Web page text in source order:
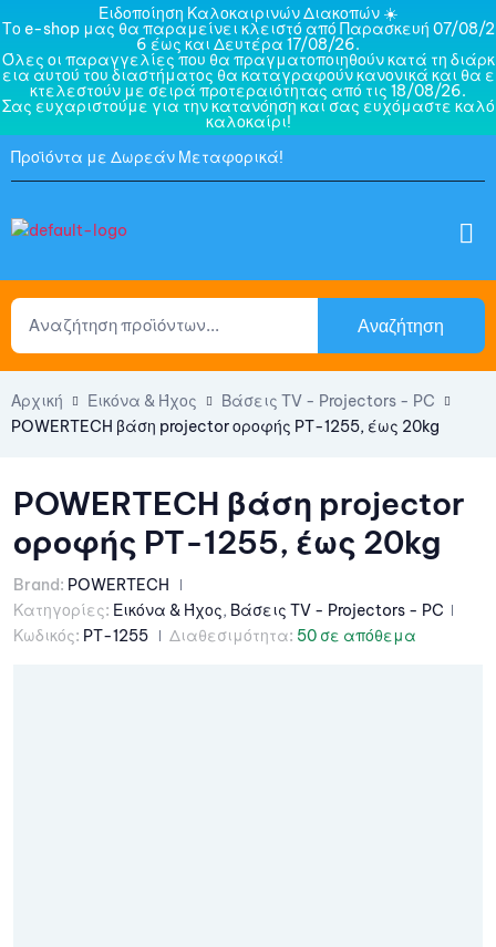
Ειδοποίηση Καλοκαιρινών Διακοπών ☀️
Το e-shop μας θα παραμείνει κλειστό από Παρασκευή 07/08/2
6 έως και Δευτέρα 17/08/26.
Όλες οι παραγγελίες που θα πραγματοποιηθούν κατά τη διάρκ
εια αυτού του διαστήματος θα καταγραφούν κανονικά και θα ε
κτελεστούν με σειρά προτεραιότητας από τις 18/08/26.
Σας ευχαριστούμε για την κατανόηση και σας ευχόμαστε καλό
καλοκαίρι!
Προϊόντα με Δωρεάν Μεταφορικά!
Αναζήτηση
Αρχική Εικόνα & Ήχος
Βάσεις TV - Projectors - PC
POWERTECH βάση projector οροφής PT-1255, έως 20kg
POWERTECH βάση projector
οροφής PT-1255, έως 20kg
Brand: POWERTECH
Κατηγορίες: Εικόνα & Ήχος, Βάσεις TV - Projectors - PC
Κωδικός: PT-1255 Διαθεσιμότητα: 50 σε απόθεμα